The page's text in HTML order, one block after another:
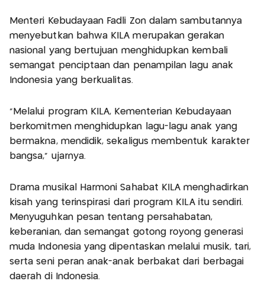
Menteri Kebudayaan Fadli Zon dalam sambutannya
menyebutkan bahwa KILA merupakan gerakan
nasional yang bertujuan menghidupkan kembali
semangat penciptaan dan penampilan lagu anak
Indonesia yang berkualitas.
“Melalui program KILA, Kementerian Kebudayaan
berkomitmen menghidupkan lagu-lagu anak yang
bermakna, mendidik, sekaligus membentuk karakter
bangsa,” ujarnya.
Drama musikal Harmoni Sahabat KILA menghadirkan
kisah yang terinspirasi dari program KILA itu sendiri.
Menyuguhkan pesan tentang persahabatan,
keberanian, dan semangat gotong royong generasi
muda Indonesia yang dipentaskan melalui musik, tari,
serta seni peran anak-anak berbakat dari berbagai
daerah di Indonesia.